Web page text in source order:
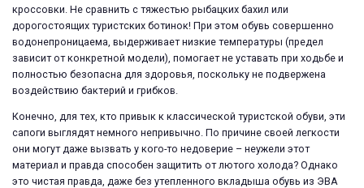
кроссовки. Не сравнить с тяжестью рыбацких бахил или
дорогостоящих туристских ботинок! При этом обувь совершенно
водонепроницаема, выдерживает низкие температуры (предел
зависит от конкретной модели), помогает не уставать при ходьбе и
полностью безопасна для здоровья, поскольку не подвержена
воздействию бактерий и грибков.
Конечно, для тех, кто привык к классической туристской обуви, эти
сапоги выглядят немного непривычно. По причине своей легкости
они могут даже вызвать у кого-то недоверие – неужели этот
материал и правда способен защитить от лютого холода? Однако
это чистая правда, даже без утепленного вкладыша обувь из ЭВА